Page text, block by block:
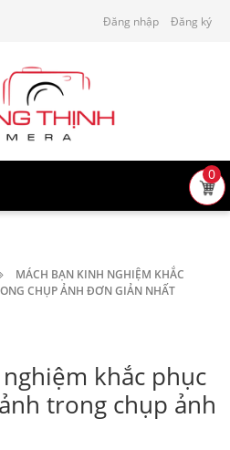
Đăng nhập Đăng ký
0
MÁCH BẠN KINH NGHIỆM KHẮC
CHỤP ẢNH ĐƠN GIẢN NHẤT
khắc phục
trong chụp ảnh